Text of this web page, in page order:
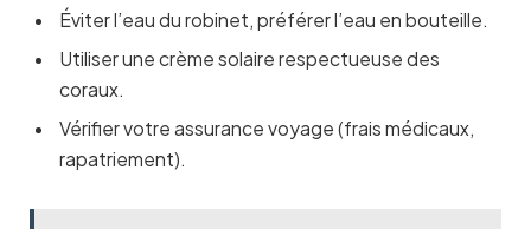
Éviter l’eau du robinet, préférer l’eau en bouteille.
Utiliser une crème solaire respectueuse des
coraux.
Vérifier votre assurance voyage (frais médicaux,
rapatriement).